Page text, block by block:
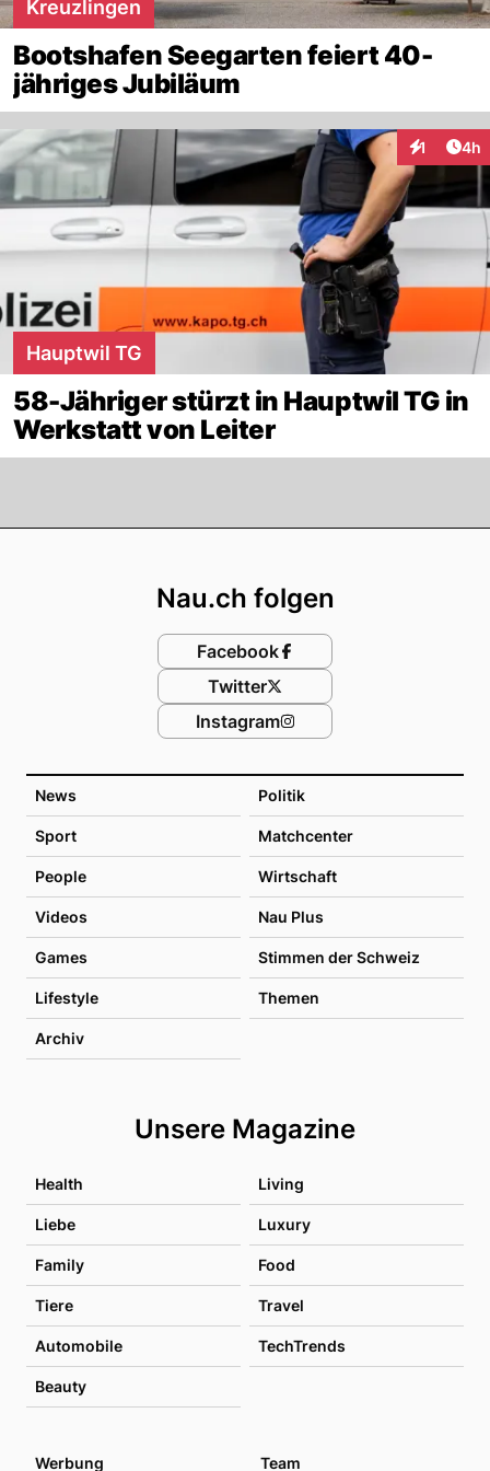
Kreuzlingen
Bootshafen Seegarten feiert 40-
jähriges Jubiläum
1 4h
Hauptwil TG
58-Jähriger stürzt in Hauptwil TG in
Werkstatt von Leiter
News Politik
Sport Matchcenter
People Wirtschaft
Videos Nau Plus
Games Stimmen der Schweiz
Lifestyle Themen
Archiv
Unsere Magazine
Health Living
Liebe Luxury
Family Food
Tiere Travel
Automobile TechTrends
Beauty
Nau.ch folgen
Facebook
Twitter
Instagram
Werbung Team